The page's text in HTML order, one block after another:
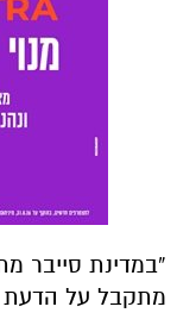
“במדינת סייבר
מתקבל על